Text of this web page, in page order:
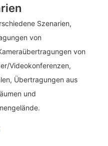
Szenarien,
von
von
Videokonferenzen,
Übertragungen aus
und